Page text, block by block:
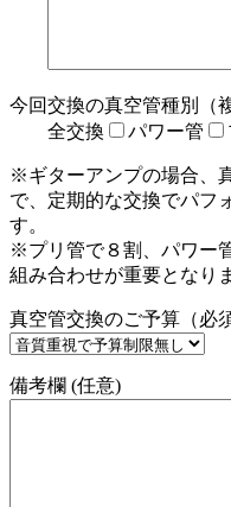
今回交換の真空管種別（
全交換
パワー管
※ギターアンプの場合、
で、定期的な交換でパフ
す。
※プリ管で８割、パワー
組み合わせが重要となり
真空管交換のご予算（必須
備考欄 (任意)